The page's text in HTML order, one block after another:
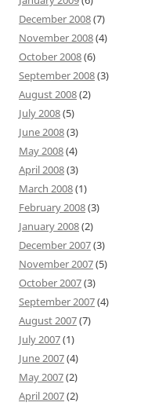
December 2008(7)
November 2008(4)
October 2008(6)
September 2008(3)
August 2008(2)
July 2008(5)
June 2008(3)
May 2008(4)
April 2008(3)
March 2008(1)
February 2008(3)
January 2008(2)
December 2007(3)
November 2007(5)
October 2007(3)
September 2007(4)
August 2007(7)
July 2007(1)
June 2007(4)
May 2007(2)
April 2007(2)